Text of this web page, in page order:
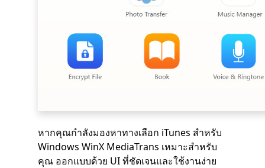
หากคุณกำลังมองหาทางเลือก iTunes สำหรับ
Windows WinX MediaTrans เหมาะสำหรับ
คุณ ออกแบบด้วย UI ที่ชัดเจนและใช้งานง่าย